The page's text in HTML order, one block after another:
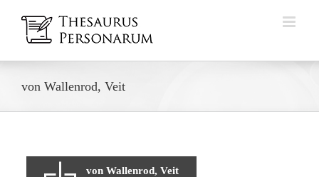
Inhalt
springen
von Wallenrod, Veit
von Wallenrod, Veit